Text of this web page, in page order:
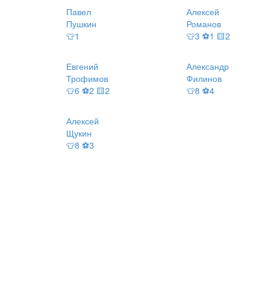
Павел
Пушкин
👕1
Алексей
Романов
👕3 ⚽1 🟨2
Евгений
Трофимов
👕6 ⚽2 🟨2
Александр
Филинов
👕8 ⚽4
Алексей
Щукин
👕8 ⚽3